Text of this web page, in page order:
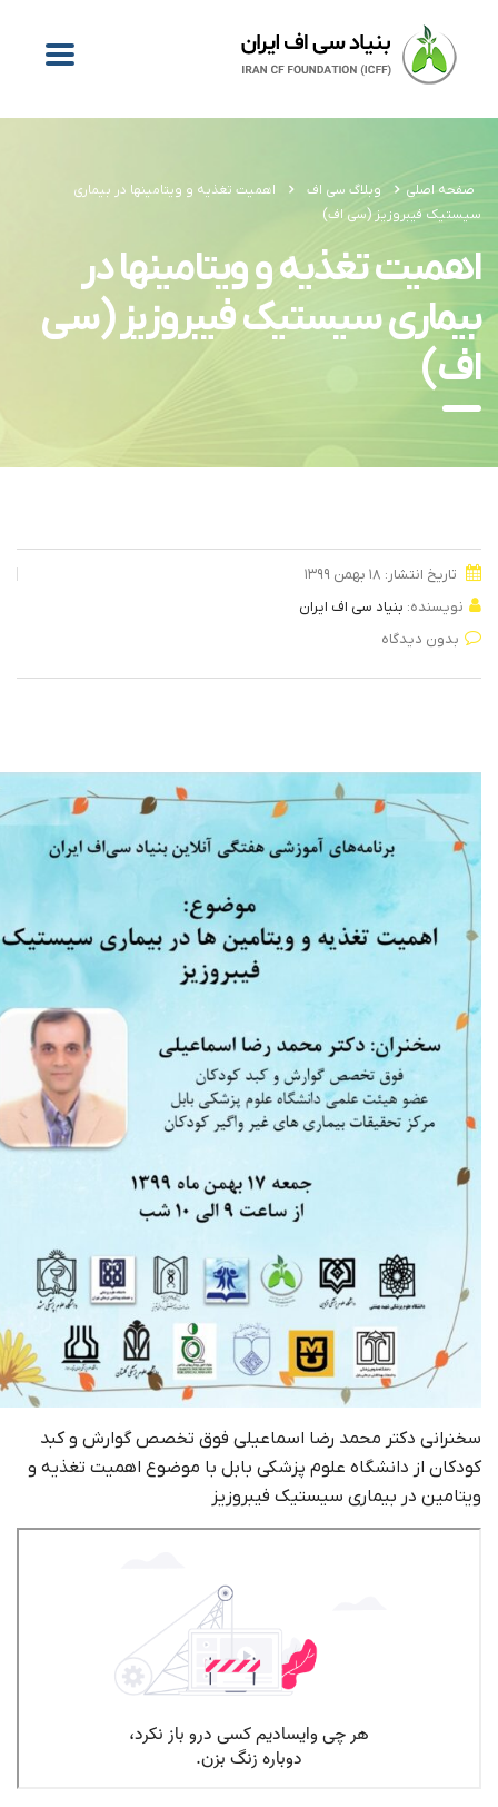
صفحه اصلی وبلاگ سی اف
اهمیت تغذیه و ویتامینها در بیماری
سیستیک فیبروزیز (سی اف)
اهمیت تغذیه و ویتامینها در
بیماری سیستیک فیبروزیز (سی
اف)
تاریخ انتشار: ۱۸ بهمن ۱۳۹۹
نویسنده: بنیاد سی اف ایران
بدون دیدگاه
سخنرانی دکتر محمد رضا اسماعیلی فوق تخصص گوارش و کبد
کودکان از دانشگاه علوم پزشکی بابل با موضوع اهمیت تغذیه و
ویتامین در بیماری سیستیک فیبروزیز